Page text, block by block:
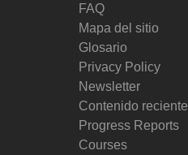
FAQ
Mapa del sitio
Glosario
Privacy Policy
Newsletter
Contenido reciente
Progress Reports
Courses